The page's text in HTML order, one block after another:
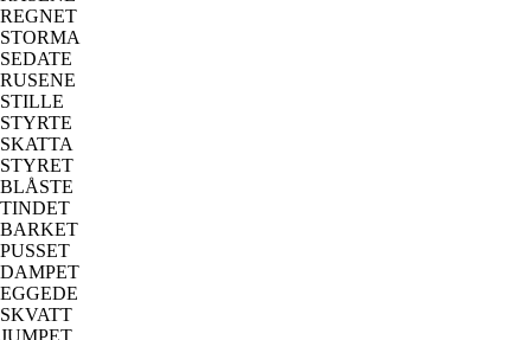
REGNET
STORMA
SEDATE
RUSENE
STILLE
STYRTE
SKATTA
STYRET
BLÅSTE
TINDET
BARKET
PUSSET
DAMPET
EGGEDE
SKVATT
JUMPET